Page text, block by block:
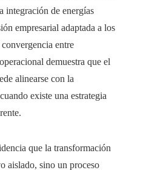
integración de energías
empresarial adaptada a los
entre
demuestra que el
alinearse con la
existe una estrategia
que la transformación
aislado, sino un proceso